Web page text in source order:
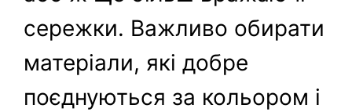
сережки. Важливо обирати
матеріали, які добре
поєднуються за кольором і